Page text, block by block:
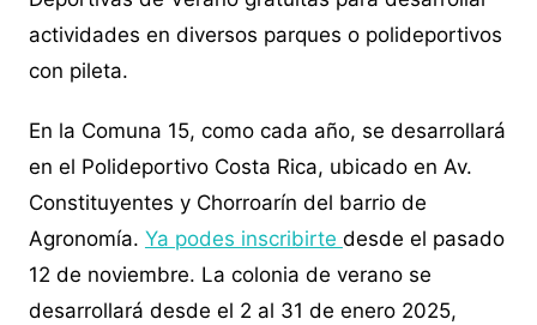
actividades en diversos parques o polideportivos
con pileta.
En la Comuna 15, como cada año, se desarrollará
en el Polideportivo Costa Rica, ubicado en Av.
Constituyentes y Chorroarín del barrio de
Agronomía. Ya podes inscribirte desde el pasado
12 de noviembre. La colonia de verano se
desarrollará desde el 2 al 31 de enero 2025,